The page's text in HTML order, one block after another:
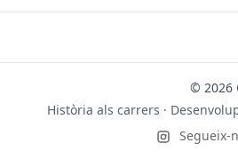
© 2026
Història als carrers ·
Segueix-